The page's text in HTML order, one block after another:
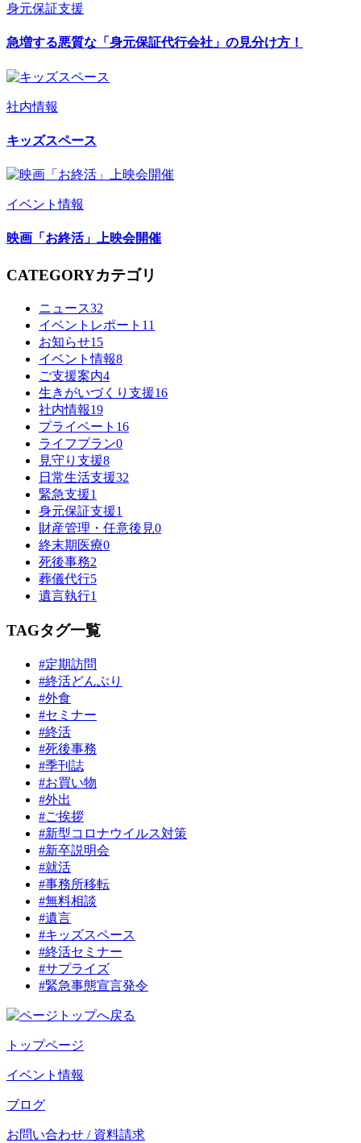
身元保証支援
急増する悪質な「身元保証代行会社」の見分け方！
社内情報
キッズスペース
イベント情報
映画「お終活」上映会開催
CATEGORYカテゴリ
ニュース32
イベントレポート 11
お知らせ15
イベント情報8
ご支援案内4
生きがいづくり支援16
社内情報19
プライベート 16
ライフプラン0
見守り支援8
日常生活支援32
緊急支援1
身元保証支援1
財産管理・任意後見0
終末期医療0
死後事務2
葬儀代行5
遺言執行1
TAGタグ一覧
#定期訪問
#終活どんぶり
#外食
#セミナー
#終活
#死後事務
#季刊誌
#お買い物
#外出
#ご挨拶
#新型コロナウイルス対策
#新卒説明会
#就活
#事務所移転
#無料相談
#遺言
#キッズスペース
#終活セミナー
#サプライズ
#緊急事態宣言発令
トップページ
イベント情報
ブログ
お問い合わせ / 資料請求